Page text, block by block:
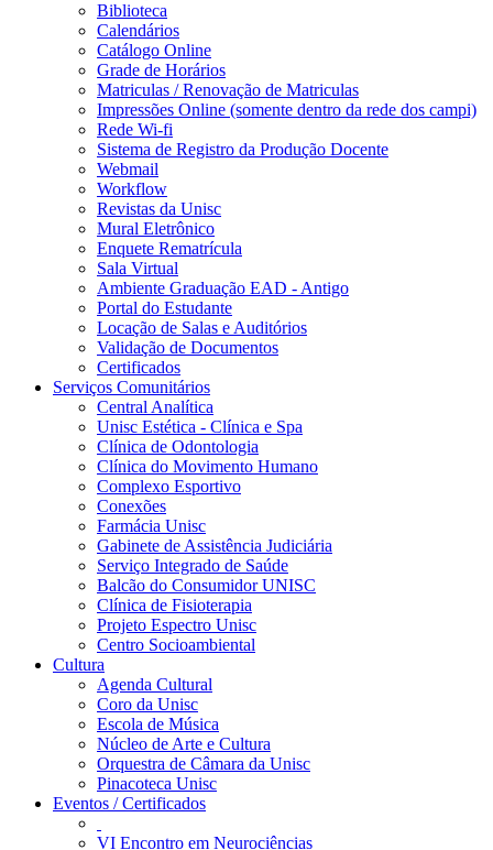
Biblioteca
Calendários
Catálogo Online
Grade de Horários
Matriculas / Renovação de Matriculas
Impressões Online (somente dentro da rede dos campi)
Rede Wi-fi
Sistema de Registro da Produção Docente
Webmail
Workflow
Revistas da Unisc
Mural Eletrônico
Enquete Rematrícula
Sala Virtual
Ambiente Graduação EAD - Antigo
Portal do Estudante
Locação de Salas e Auditórios
Validação de Documentos
Certificados
Serviços Comunitários
Central Analítica
Unisc Estética - Clínica e Spa
Clínica de Odontologia
Clínica do Movimento Humano
Complexo Esportivo
Conexões
Farmácia Unisc
Gabinete de Assistência Judiciária
Serviço Integrado de Saúde
Balcão do Consumidor UNISC
Clínica de Fisioterapia
Projeto Espectro Unisc
Centro Socioambiental
Cultura
Agenda Cultural
Coro da Unisc
Escola de Música
Núcleo de Arte e Cultura
Orquestra de Câmara da Unisc
Pinacoteca Unisc
Eventos / Certificados
VI Encontro em Neurociências